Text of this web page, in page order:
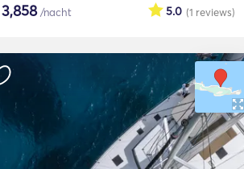
3,858/nacht (1 reviews)
5.0